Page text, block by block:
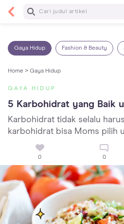
Baca Selanjutnya
Gaya Hidup Fashion & Beauty
Home > Gaya Hidup
GAYA HIDUP
5 Karbohidrat yang Baik
Karbohidrat tidak selalu
karbohidrat bisa Moms pilih
0 0